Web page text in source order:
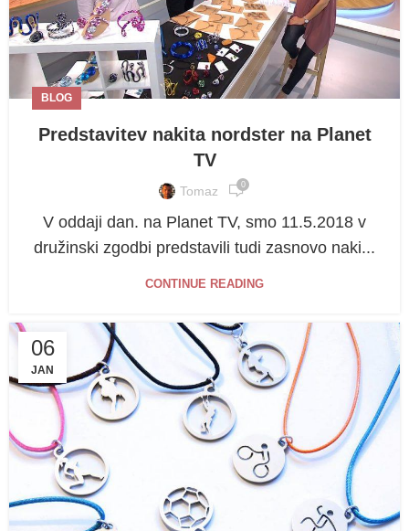
BLOG
Predstavitev nakita nordster na Planet
TV
Tomaz 0
V oddaji dan. na Planet TV, smo 11.5.2018 v
družinski zgodbi predstavili tudi zasnovo naki...
CONTINUE READING
06
JAN